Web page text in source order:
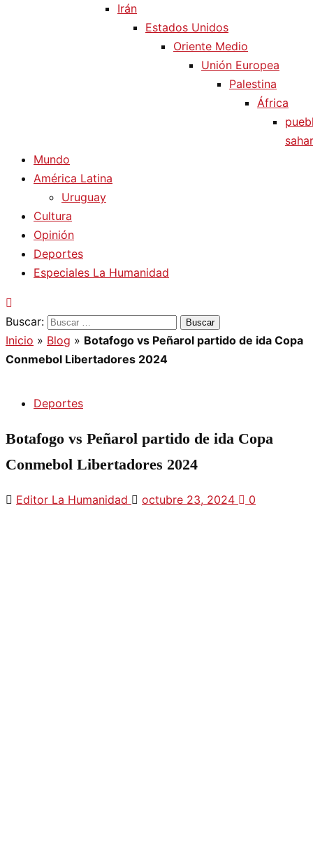
Irán
Estados Unidos
Oriente Medio
Unión Europea
Palestina
África
Mundo
América Latina
Uruguay
Cultura
Opinión
Deportes
Especiales La Humanidad
Buscar:
Inicio » Blog » Botafogo vs Peñarol partido de ida Copa
Conmebol Libertadores 2024
Deportes
Botafogo vs Peñarol partido de ida Copa
Conmebol Libertadores 2024
Editor La Humanidad octubre 23, 2024 0